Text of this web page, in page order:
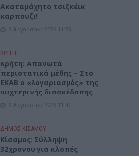
Ακαταμάχητο τσιζκέικ
καρπουζι!
9 Αυγούστου 2026 11:58
ΚΡΗΤΗ
Κρήτη: Απανωτά
περιστατικά μέθης – Στο
ΕΚΑΒ ο «λογαριασμός» της
νυχτερινής διασκέδασης
9 Αυγούστου 2026 11:47
ΔΉΜΟΣ ΚΙΣΆΜΟΥ
Κίσαμος: Σύλληψη
32χρονου για κλοπές